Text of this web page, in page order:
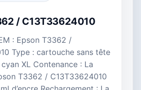
/ C13T33624010
: Epson T3362 /
Type : cartouche sans tête
cyan XL Contenance : La
T3362 / C13T33624010